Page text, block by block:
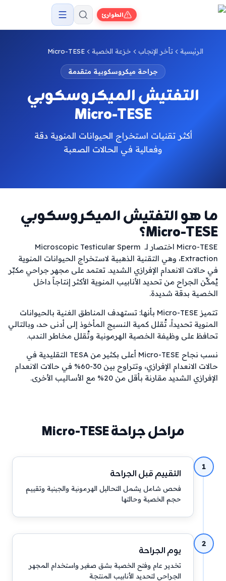
الطوارئ
الرئيسية تأخر الإنجاب خزعة الخصية Micro-TESE
جراحة ميكروسكوبية متقدمة
التفتيش الميكروسكوبي
Micro-TESE
أكثر تقنيات استخراج الحيوانات المنوية دقة
وفعالية في الحالات الصعبة
ما هو التفتيش الميكروسكوبي
Micro-TESE؟
Micro-TESE اختصار لـ Microscopic Testicular Sperm
الخصية بدقة شديدة.
تحافظ على وظيفة الخصية الهرمونية وتُقلل مخاطر الندب.
الإفرازي الشديد مقارنة بأقل من 20% مع الأساليب الأخرى.
مراحل جراحة Micro-TESE
1
التقييم قبل الجراحة
فحص شامل يشمل التحاليل الهرمونية والجينية وتقييم
حجم الخصية وحالتها
2
يوم الجراحة
تخدير عام وفتح الخصية بشق صغير واستخدام المجهر
الجراحي لتحديد الأنابيب المنتجة